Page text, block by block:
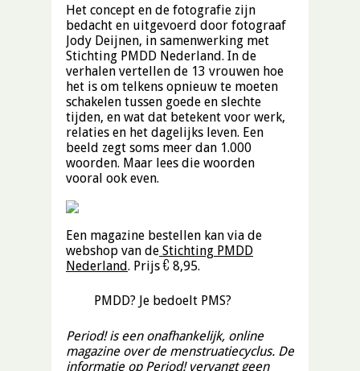
Het concept en de fotografie zijn
bedacht en uitgevoerd door fotograaf
Jody Deijnen, in samenwerking met
Stichting PMDD Nederland. In de
verhalen vertellen de 13 vrouwen hoe
het is om telkens opnieuw te moeten
schakelen tussen goede en slechte
tijden, en wat dat betekent voor werk,
relaties en het dagelijks leven. Een
beeld zegt soms meer dan 1.000
woorden. Maar lees die woorden
vooral ook even.
Een magazine bestellen kan via de
webshop van de Stichting PMDD
Nederland. Prijs€ 8,95.
PMDD? Je bedoelt PMS?
Period! is een onafhankelijk, online
magazine over de menstruatiecyclus. De
informatie op Period! vervangt geen